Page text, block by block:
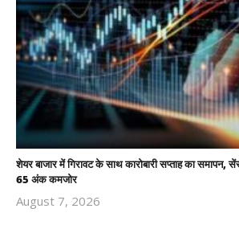
शेयर बाजार में गिरावट के साथ कारोबारी सप्ताह का
65 अंक कमजोर
August 7, 2026